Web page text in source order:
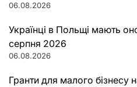
06.08.2026
Українці в Польщі мають
серпня 2026
06.08.2026
Гранти для малого бізнесу